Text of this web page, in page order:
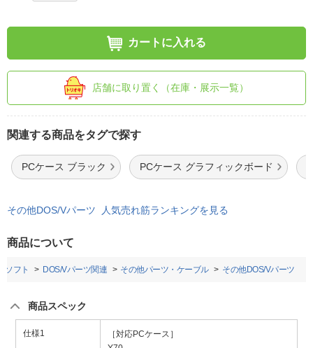
カートに入れる
店舗に取り置く（在庫・展示一覧）
関連する商品をタグで探す
PCケース ブラック PCケース グラフィックボード
その他DOS/Vパーツ 人気売れ筋ランキングを見る
商品について
ソフト DOS/Vパーツ関連 その他パーツ・ケーブル その他DOS/Vパーツ
商品スペック
仕様1
［対応PCケース］